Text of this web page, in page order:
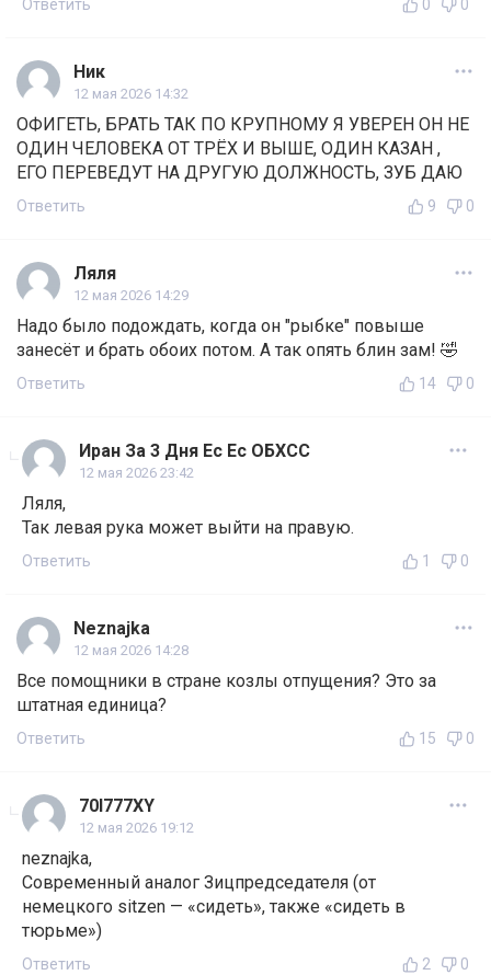
Ответить 0 0
Ник
12 мая 2026 14:32
ОФИГЕТЬ, БРАТЬ ТАК ПО КРУПНОМУ Я УВЕРЕН ОН НЕ
ОДИН ЧЕЛОВЕКА ОТ ТРЁХ И ВЫШЕ, ОДИН КАЗАН ,
ЕГО ПЕРЕВЕДУТ НА ДРУГУЮ ДОЛЖНОСТЬ, ЗУБ ДАЮ
Ответить 9 0
Ляля
12 мая 2026 14:29
Надо было подождать, когда он "рыбке" повыше
занесёт и брать обоих потом. А так опять блин зам! 🤣
Ответить 14 0
Иран За 3 Дня Ес Ес ОБХСС
12 мая 2026 23:42
Ляля,
Так левая рука может выйти на правую.
Ответить 1 0
Neznajka
12 мая 2026 14:28
Все помощники в стране козлы отпущения? Это за
штатная единица?
Ответить 15 0
70I777XY
12 мая 2026 19:12
neznajka,
Современный аналог Зицпредседателя (от
немецкого sitzen — «сидеть», также «сидеть в
тюрьме»)
Ответить 2 0